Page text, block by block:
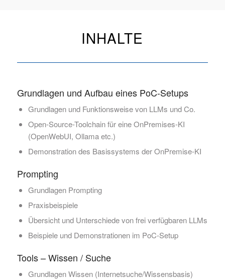
INHALTE
Grundlagen und Aufbau eines PoC-Setups
Grundlagen und Funktionsweise von LLMs und Co.
Open-Source-Toolchain für eine OnPremises-KI
(OpenWebUI, Ollama etc.)
Demonstration des Basissystems der OnPremise-KI
Prompting
Grundlagen Prompting
Praxisbeispiele
Übersicht und Unterschiede von frei verfügbaren LLMs
Beispiele und Demonstrationen im PoC-Setup
Tools – Wissen / Suche
Grundlagen Wissen (Internetsuche/Wissensbasis)